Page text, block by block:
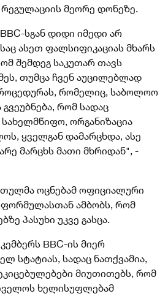
მეორე დონეზე.
სგან დიდი იმედი არ
ასეთ ფალსიფიკაციას მხარს
შემდეგ საკუთარ თავს
თუმცა ჩვენ აუცილებლად
რომელიც, საბოლოო
რომ სადაც
ორგანიზაცია
ყველგან დამარცხდა, ასე
მარცხს მათი მხრიდან", -
ოცნებამ ოფიციალური
ამბობს, რომ
პასუხი უკვე გასცა.
BBC-ის მიერ
სტატიას, სადაც ნათქვამია,
მიუთითებს, რომ
ხელისუფლებამ